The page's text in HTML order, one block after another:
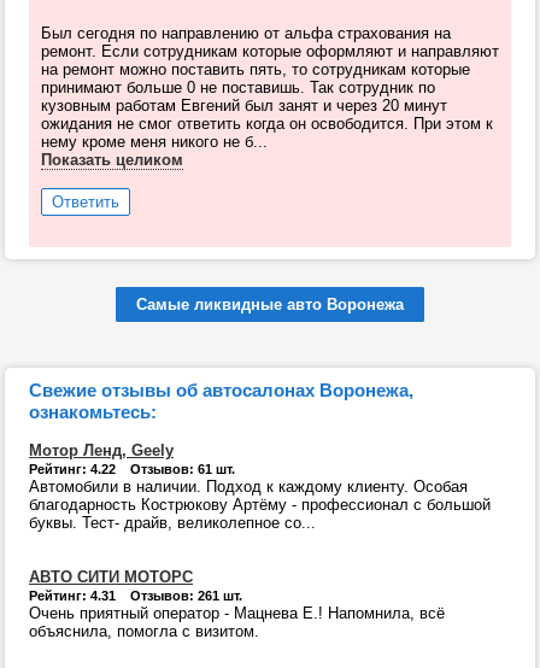
Был сегодня по направлению от альфа страхования на
ремонт. Если сотрудникам которые оформляют и направляют
на ремонт можно поставить пять, то сотрудникам которые
принимают больше 0 не поставишь. Так сотрудник по
кузовным работам Евгений был занят и через 20 минут
ожидания не смог ответить когда он освободится. При этом к
нему кроме меня никого не б...
Показать целиком
Ответить
Самые ликвидные авто Воронежа
Свежие отзывы об автосалонах Воронежа,
ознакомьтесь:
Мотор Ленд, Geely
Рейтинг: 4.22 Отзывов: 61 шт.
Автомобили в наличии. Подход к каждому клиенту. Особая
благодарность Кострюкову Артёму - профессионал с большой
буквы. Тест- драйв, великолепное со...
АВТО СИТИ МОТОРС
Рейтинг: 4.31 Отзывов: 261 шт.
Очень приятный оператор - Мацнева Е.! Напомнила, всё
объяснила, помогла с визитом.